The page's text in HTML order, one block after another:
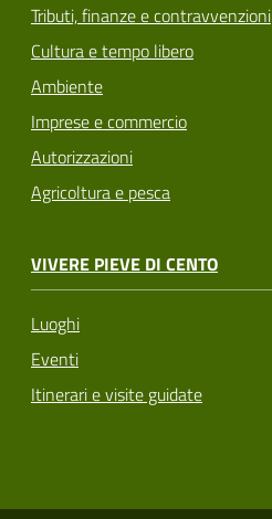
Tributi, finanze e contravvenzioni
Cultura e tempo libero
Ambiente
Imprese e commercio
Autorizzazioni
Agricoltura e pesca
VIVERE PIEVE DI CENTO
Luoghi
Eventi
Itinerari e visite guidate